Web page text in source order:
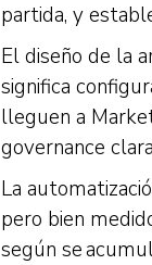
partida, y
El diseño de la
significa
lleguen a
governance
La
pero bien
según se